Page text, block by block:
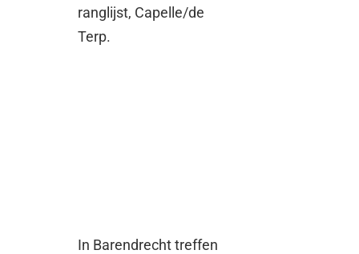
ranglijst, Capelle/de
Terp.
In Barendrecht treffen